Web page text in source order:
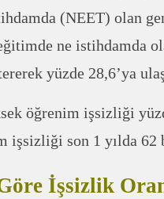
(NEET) olan
ne istihdamda
yüzde 28,6’ya
öğrenim işsizliği
işsizliği son 1 yılda 62
İşsizlik